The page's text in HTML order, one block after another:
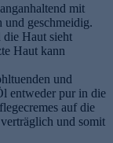
mit
und geschmeidig.
Haut sieht
Haut kann
und
entweder pur in die
auf die
und somit